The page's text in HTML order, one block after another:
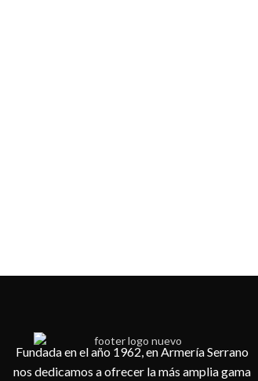
Fundada en el año 1962, en Armería Serrano
nos dedicamos a ofrecer la más amplia gama